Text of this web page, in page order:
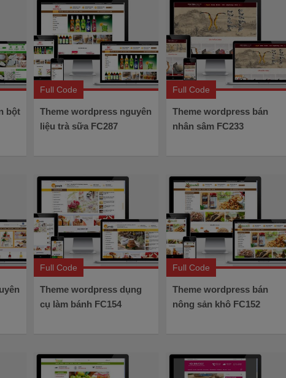
bột
Full Code
Theme wordpress nguyên
liệu trà sữa FC287
Full Code
Theme wordpress bán
nhân sâm FC233
Full Code
Theme wordpress dụng
cụ làm bánh FC154
Full Code
Theme wordpress bán
nông sản khô FC152